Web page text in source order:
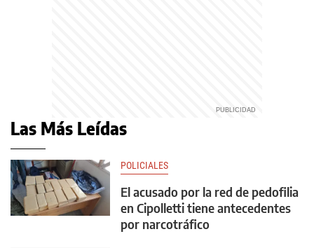
Las Más Leídas
POLICIALES
El acusado por la red de pedofilia
en Cipolletti tiene antecedentes
por narcotráfico